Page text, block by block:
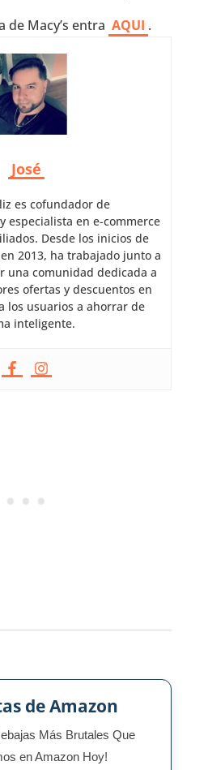
de Macy’s entra AQUI .
José
es cofundador de
especialista en e-commerce
Desde los inicios de
2013, ha trabajado junto a
una comunidad dedicada a
ofertas y descuentos en
los usuarios a ahorrar de
inteligente.
de Amazon
Más Brutales Que
en Amazon Hoy!